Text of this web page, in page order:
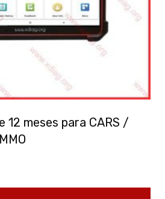
12 meses para CARS /